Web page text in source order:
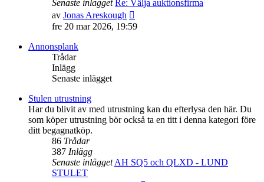
Senaste inlägget Re: Välja auktionsfirma
av Jonas Areskough
till
fre 20 mar 2026, 19:59
Annonsplank
Trådar
Inlägg
Senaste inlägget
Stulen utrustning
Har du blivit av med utrustning kan du efterlysa den här. Du
som köper utrustning bör också ta en titt i denna kategori före
ditt begagnatköp.
86 Trådar
387 Inlägg
Senaste inlägget AH SQ5 och QLXD - LUND
STULET